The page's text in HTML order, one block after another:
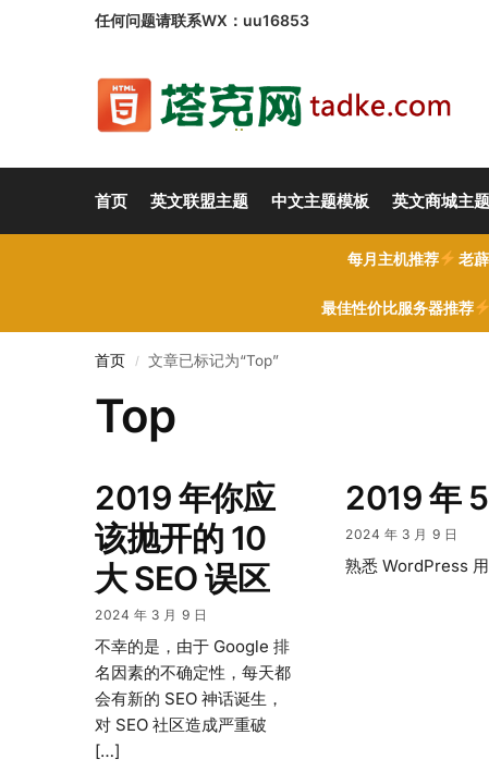
任何问题请联系WX：uu16853
首页 英文联盟主题 中文主题模板 英文商城主题
每月主机推荐 老
最佳性价比服务器推荐
首页 / 文章已标记为“Top”
Top
2019 年你应
该抛开的 10
大 SEO 误区
2024 年 3 月 9 日
不幸的是，由于 Google 排
名因素的不确定性，每天都
会有新的 SEO 神话诞生，
对 SEO 社区造成严重破
[…]
2019 年
2024 年 3 月 9 日
熟悉 WordPress